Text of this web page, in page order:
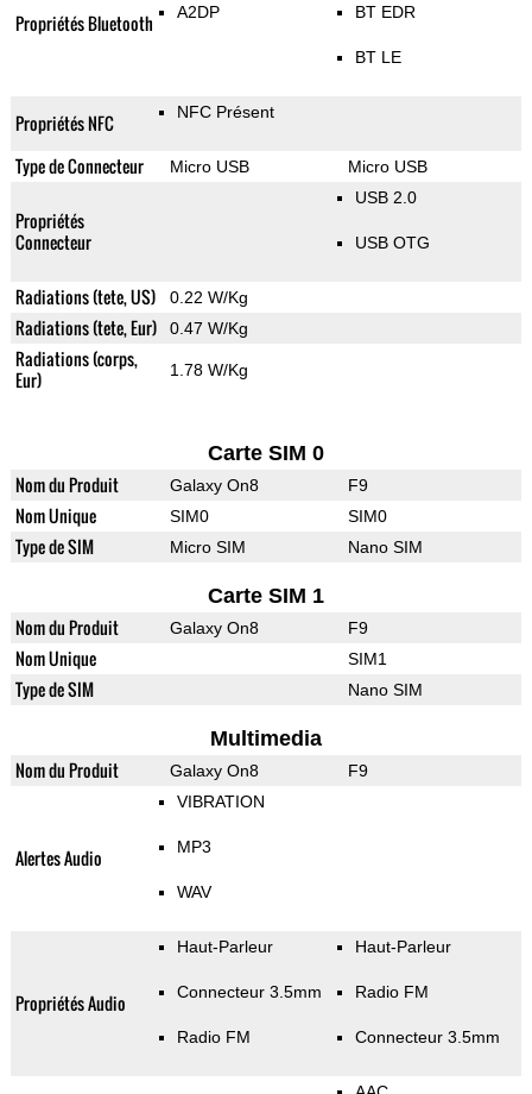
Propriétés Bluetooth A2DP BT EDR
BT LE
Propriétés NFC NFC Présent
Type de Connecteur Micro USB Micro USB
Propriétés
Connecteur
USB 2.0
USB OTG
Radiations (tete, US) 0.22 W/Kg
Radiations (tete, Eur) 0.47 W/Kg
Radiations (corps,
Eur)
1.78 W/Kg
Carte SIM 0
Nom du Produit Galaxy On8 F9
Nom Unique SIM0 SIM0
Type de SIM Micro SIM Nano SIM
Carte SIM 1
Nom du Produit Galaxy On8 F9
Nom Unique SIM1
Type de SIM Nano SIM
Multimedia
Nom du Produit Galaxy On8 F9
Alertes Audio
VIBRATION
MP3
WAV
Propriétés Audio
Haut-Parleur
Connecteur 3.5mm
Radio FM
Haut-Parleur
Radio FM
Connecteur 3.5mm